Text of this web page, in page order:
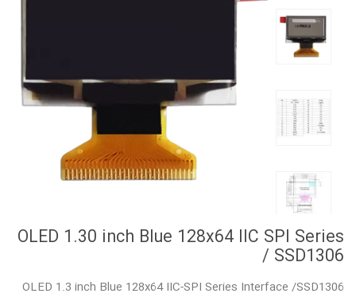
OLED 1.30 inch Blue 128x64 IIC SPI Series
/ SSD1306
OLED 1.3 inch Blue 128x64 IIC-SPI Series Interface /SSD1306